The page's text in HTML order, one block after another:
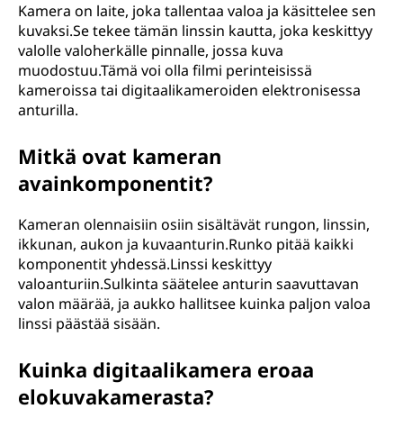
Kamera on laite, joka tallentaa valoa ja käsittelee sen
kuvaksi.Se tekee tämän linssin kautta, joka keskittyy
valolle valoherkälle pinnalle, jossa kuva
muodostuu.Tämä voi olla filmi perinteisissä
kameroissa tai digitaalikameroiden elektronisessa
anturilla.
Mitkä ovat kameran
avainkomponentit?
Kameran olennaisiin osiin sisältävät rungon, linssin,
ikkunan, aukon ja kuvaanturin.Runko pitää kaikki
komponentit yhdessä.Linssi keskittyy
valoanturiin.Sulkinta säätelee anturin saavuttavan
valon määrää, ja aukko hallitsee kuinka paljon valoa
linssi päästää sisään.
Kuinka digitaalikamera eroaa
elokuvakamerasta?